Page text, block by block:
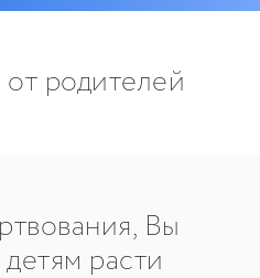
родителей
Вы
расти